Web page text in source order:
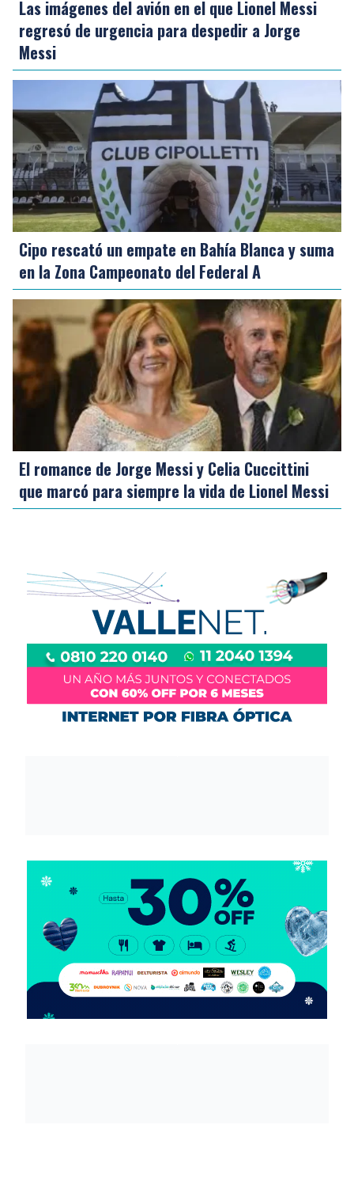
Las imágenes del avión en el que Lionel Messi
regresó de urgencia para despedir a Jorge
Messi
Cipo rescató un empate en Bahía Blanca y suma
en la Zona Campeonato del Federal A
El romance de Jorge Messi y Celia Cuccittini
que marcó para siempre la vida de Lionel Messi